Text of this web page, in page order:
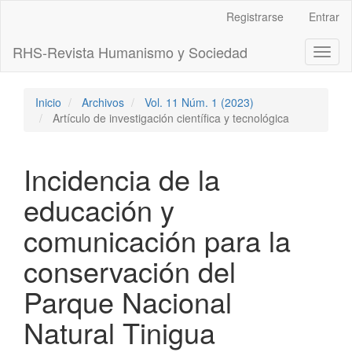
principal
Barra
Registrarse Entrar
RHS-Revista Humanismo y Sociedad
Inicio Archivos
Vol. 11 Núm. 1 (2023)
Artículo de investigación científica y tecnológica
Incidencia de la
educación y
comunicación para la
conservación del
Parque Nacional
Natural Tinigua